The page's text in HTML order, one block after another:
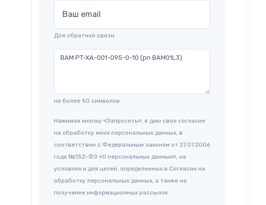
Ваш email
Для обратной связи.
не более 50 символов.
Нажимая кнопку «Запросить», я даю свое согласие
на обработку моих персональных данных, в
соответствии с Федеральным законом от 27.07.2006
года №152-ФЗ «О персональных данных», на
условиях и для целей, определенных в Согласии на
обработку персональных данных, а также на
получение информационных рассылок.